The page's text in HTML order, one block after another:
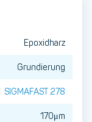
Epoxidharz
Grundierung
SIGMAFAST 278
170μm